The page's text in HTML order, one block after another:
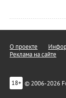
О проекте
Реклама на сайте
18+ © 2006-2026